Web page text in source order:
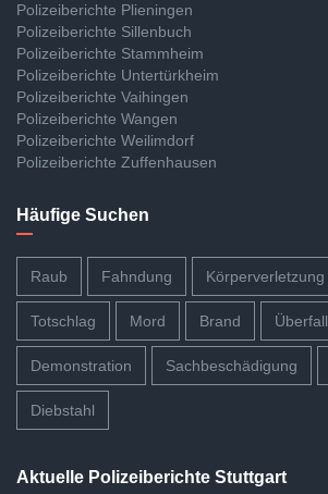
Polizeiberichte Plieningen
Polizeiberichte Sillenbuch
Polizeiberichte Stammheim
Polizeiberichte Untertürkheim
Polizeiberichte Vaihingen
Polizeiberichte Wangen
Polizeiberichte Weilimdorf
Polizeiberichte Zuffenhausen
Häufige Suchen
Raub Fahndung Körperverletzung
Totschlag Mord Brand Überfall
Demonstration Sachbeschädigung
Diebstahl
Aktuelle Polizeiberichte Stuttgart